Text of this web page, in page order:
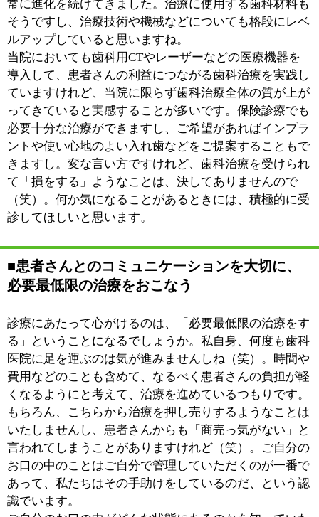
『たかがい歯科クリニック』はJR「錦糸町駅」北口から
徒歩1分、アルカキット錦糸町の向かいにたつビル2階に
あります。来院される患者さんは近隣にお勤めのビジネ
スパーソンが中心となるため、当院は平日夜8時までの
診療時間を、木曜日と金曜日は午後10時までとしていま
す。歯の治療をして痛みがなくなると、そのまま歯科医
院から足が遠のいてしまう、ということもあるでしょ
う。「何となく行きづらいな」と、感じている方もいら
っしゃるかもしれませんが、私は一切気にいたしません
（笑）。長く放っておいたお口の中、こんなことでかか
ってもいいかな？と迷うような症状も、お気軽にご相談
いただきたいと思います。
※上記記事は2017年6月に取材したものです。
時間の経過による変化があることをご了承ください。
江戸川区時間 江東区時間 葛飾区時間
表示：PC|モバイル
© 2013 art blue Inc.